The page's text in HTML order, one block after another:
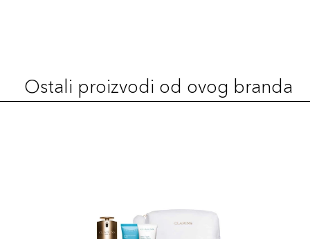
Ostali proizvodi od ovog branda